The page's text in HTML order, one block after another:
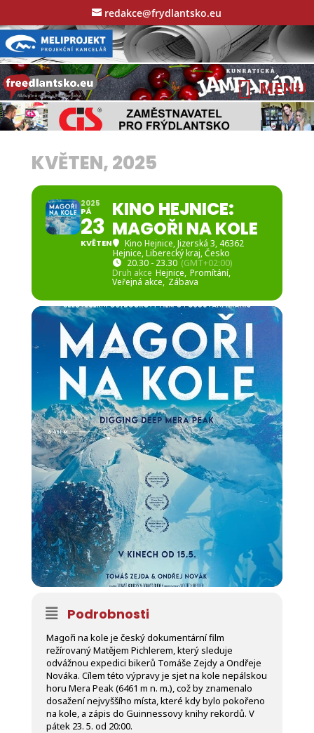
redakce@frydlantsko.eu
KVĚTEN, 2025
2025
PÁ
23
KVĚTEN
KINO HEJNICE:
MAGOŘI NA KOLE
Kino Hejnice, Jizerská 3, 46362
Hejnice, Liberecký kraj, Česko
20.30 - 23.30 (GMT+02:00)
Druh akce Hejnice, Promítání,
Veřejná akce, Zábava
Podrobnosti
Magoři na kole je český dokumentární film
režírovaný Matějem Pichlerem, který sleduje
odvážnou expedici bikerů Tomáše Zejdy a Ondřeje
Nováka. Cílem této výpravy je sjet na kole nepálskou
horu Mera Peak (6461 m n. m.), což by znamenalo
dosažení nejvyššího místa, které kdy bylo pokořeno
na kole, a zápis do Guinnessovy knihy rekordů. V
pátek 23. 5. od 20:00.